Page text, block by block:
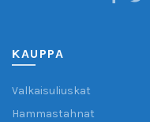
KAUPPA
Valkaisuliuskat
Hammastahnat